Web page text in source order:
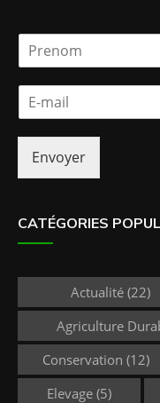
l
Envoyer
CATÉGORIES
Actualité (22)
Agriculture
Conservation (12)
Elevage(5)